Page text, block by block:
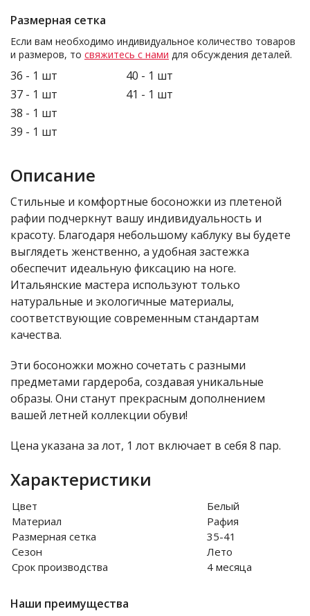
Размерная сетка
Если вам необходимо индивидуальное количество товаров
и размеров, то свяжитесь с нами для обсуждения деталей.
36 - 1 шт
37 - 1 шт
38 - 1 шт
39 - 1 шт
40 - 1 шт
41 - 1 шт
Описание
Стильные и комфортные босоножки из плетеной
рафии подчеркнут вашу индивидуальность и
красоту. Благодаря небольшому каблуку вы будете
выглядеть женственно, а удобная застежка
обеспечит идеальную фиксацию на ноге.
Итальянские мастера используют только
натуральные и экологичные материалы,
соответствующие современным стандартам
качества.
Эти босоножки можно сочетать с разными
предметами гардероба, создавая уникальные
образы. Они станут прекрасным дополнением
вашей летней коллекции обуви!
Цена указана за лот, 1 лот включает в себя 8 пар.
Характеристики
Цвет
Белый
Материал
Рафия
Размерная сетка
35-41
Сезон
Лето
Срок производства
4 месяца
Наши преимущества